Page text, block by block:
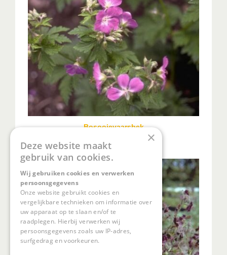
Bosooievaarsbek
Geranium sylvaticum 'Silva'
×
Deze website maakt
gebruik van cookies.
Wij gebruiken cookies en verwerken
persoonsgegevens
Onze website gebruikt cookies en
vergelijkbare technieken om informatie over
uw apparaat op te slaan en/of te
raadplegen. Hierbij verwerken wij
persoonsgegevens zoals uw IP-adres,
surfgedrag en voorkeuren.